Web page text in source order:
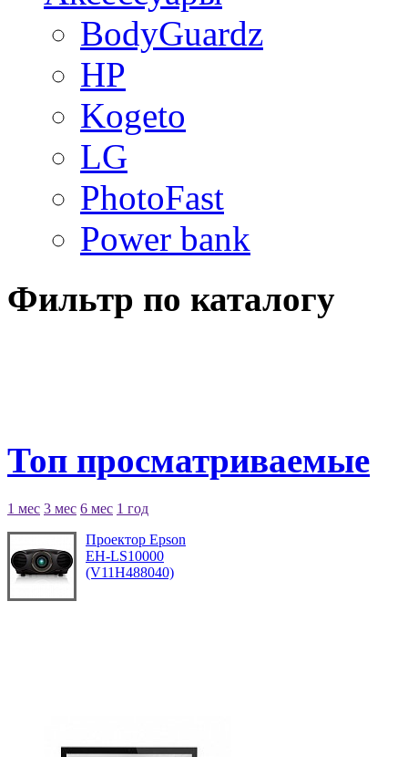
BodyGuardz
HP
Kogeto
LG
PhotoFast
Power bank
Фильтр по каталогу
Топ просматриваемые
1 мес 3 мес 6 мес 1 год
Проектор Epson
EH-LS10000
(V11H488040)